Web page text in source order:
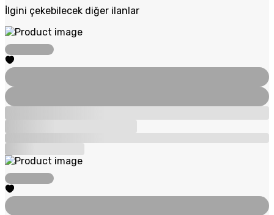
İlgini çekebilecek diğer ilanlar